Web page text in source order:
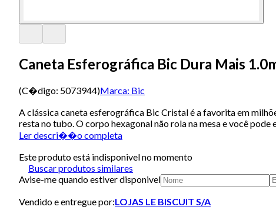
Caneta Esferográfica Bic Dura Mais
(C�digo: 5073944)Marca: Bic
A clássica caneta esferográfica Bic Cristal é a favorita em
resta no tubo. O corpo hexagonal não rola na mesa e você
Ler descri��o completa
Este produto está indisponivel no momento
Buscar produtos similares
Avise-me quando estiver disponivel
Vendido e entregue por:LOJAS LE BISCUIT S/A